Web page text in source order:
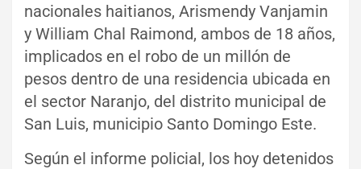
nacionales haitianos, Arismendy Vanjamin
y William Chal Raimond, ambos de 18 años,
implicados en el robo de un millón de
pesos dentro de una residencia ubicada en
el sector Naranjo, del distrito municipal de
San Luis, municipio Santo Domingo Este.
Según el informe policial, los hoy detenidos